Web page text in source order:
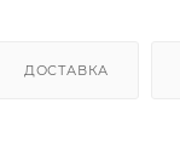
ДОСТАВКА